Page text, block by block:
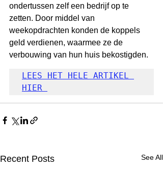
ondertussen zelf een bedrijf op te
zetten. Door middel van
weekopdrachten konden de koppels
geld verdienen, waarmee ze de
verbouwing van hun huis bekostigden.
LEES HET HELE ARTIKEL
HIER
Recent Posts See All